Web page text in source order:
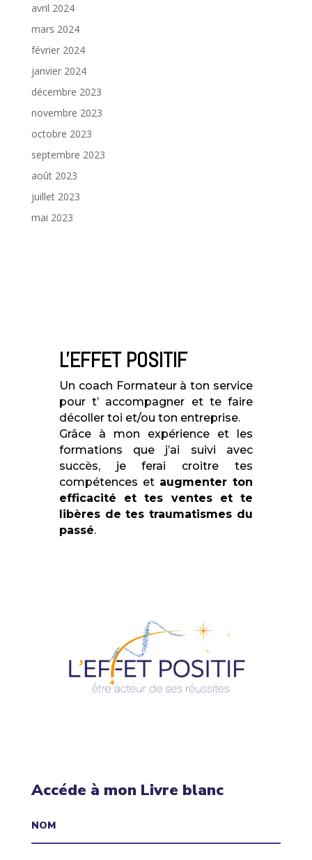
avril 2024
mars 2024
février 2024
janvier 2024
décembre 2023
novembre 2023
octobre 2023
septembre 2023
août 2023
juillet 2023
mai 2023
L'EFFET POSITIF
Un coach Formateur à ton service
pour t’ accompagner et te faire
décoller toi et/ou ton entreprise.
Grâce à mon expérience et les
formations que j’ai suivi avec
succès, je ferai croitre tes
compétences et augmenter ton
efficacité et tes ventes et te
libères de tes traumatismes du
passé.
Accéde à mon Livre blanc